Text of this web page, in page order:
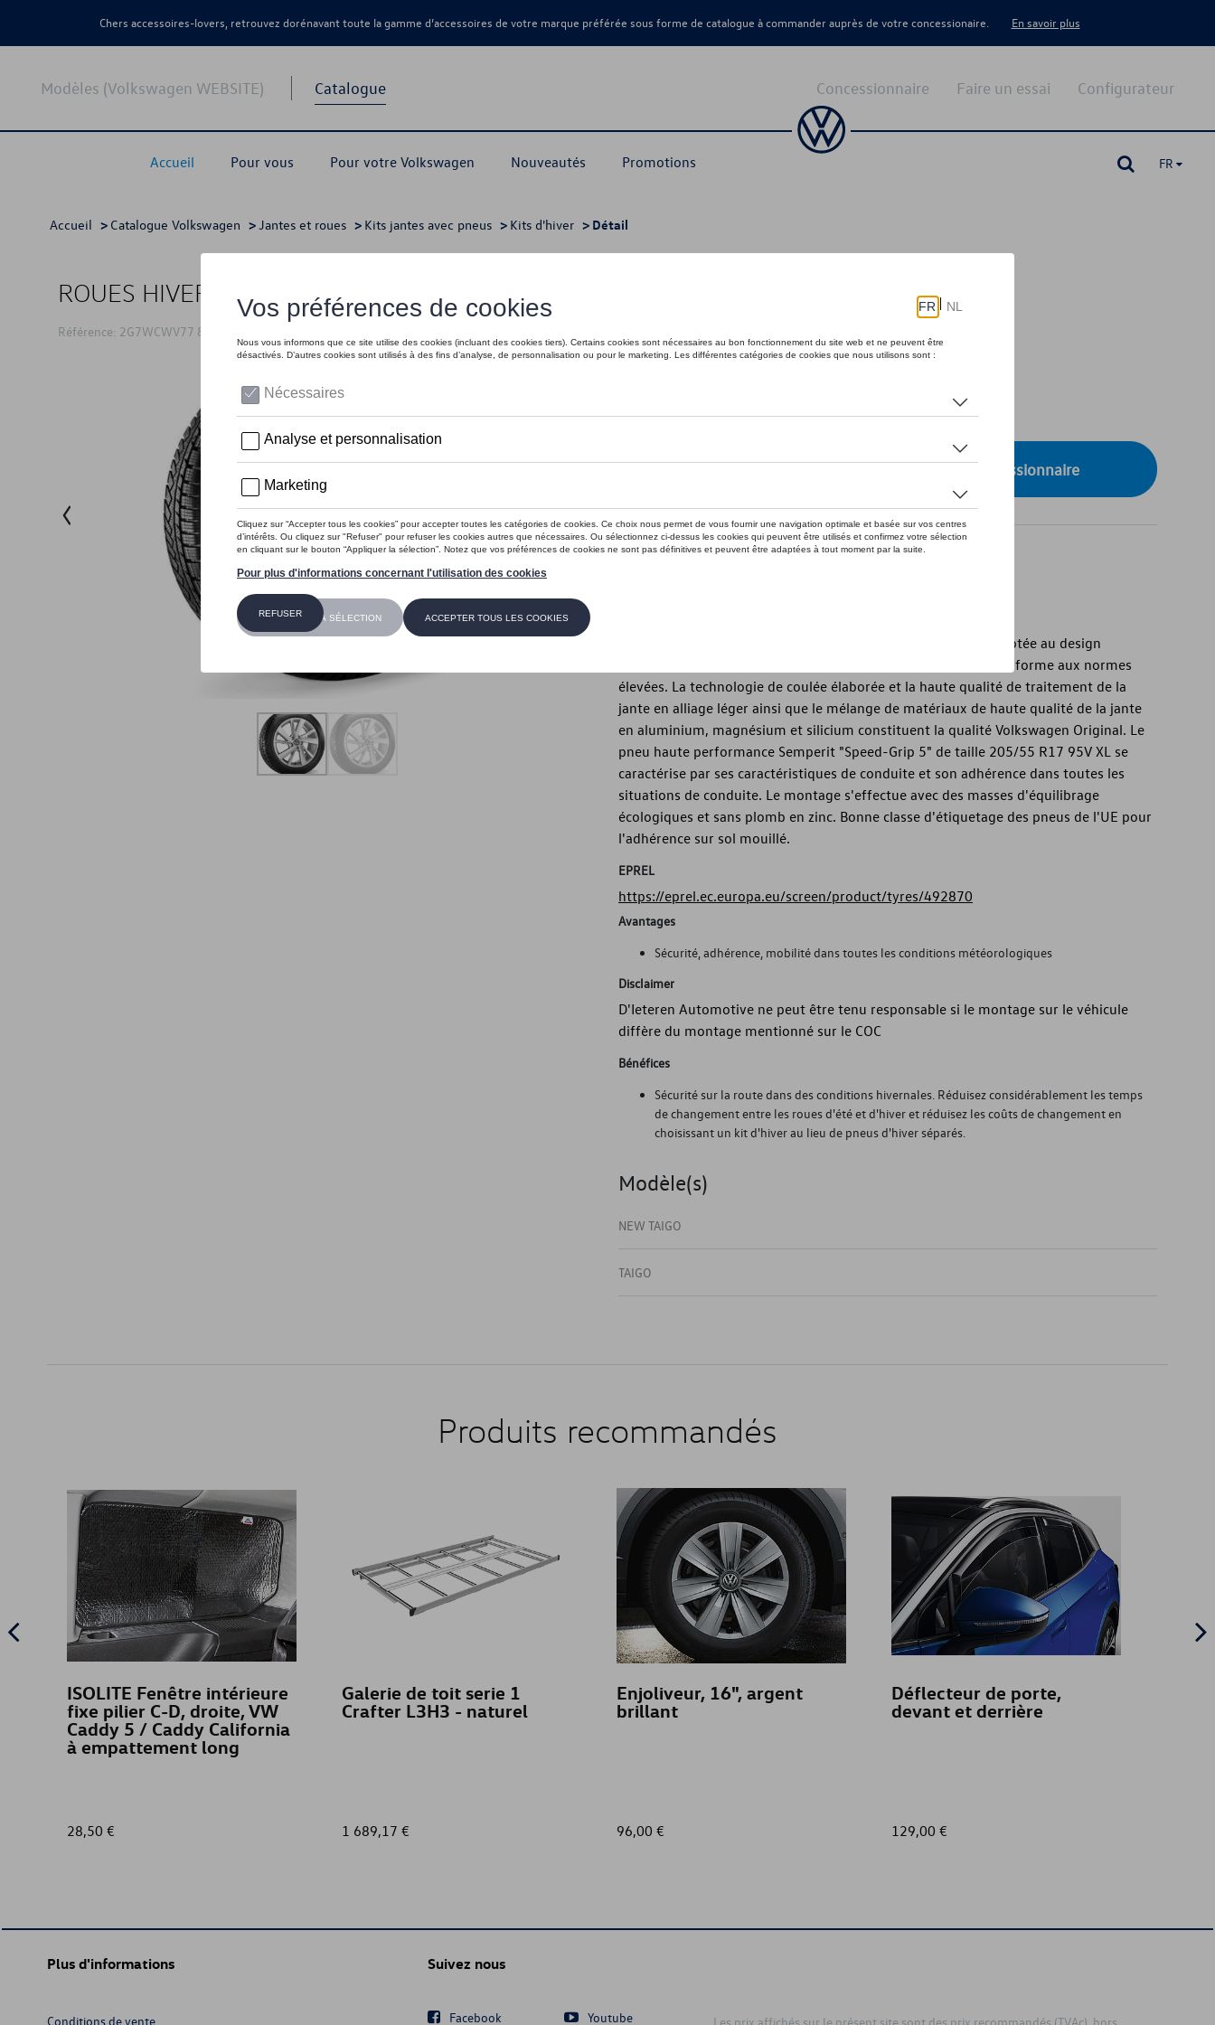
Chers accessoires-lovers, retrouvez dorénavant toute la gamme d’accessoires de votre marque préférée sous forme de catalogue à commander auprès de votre concessionaire. En savoir plus
Modèles (Volkswagen WEBSITE) Catalogue
Accueil Pour vous Pour votre Volkswagen Nouveautés Promotions
Configurateur
Faire un essai
Concessionnaire
FR
Accueil > Catalogue Volkswagen >Jantes et roues > Kits jantes avec pneus > Kits d'hiver > Détail
ROUES HIVER 17"
Référence: 2G7WCWV77 8Z8
Ce produit n'est actuellement pas de stock
Vérifiez la disponibilité auprès de votre concessionnaire
Introduction
La roue hiver complète Volkswagen d'origine « Gavia » est adaptée au design
Volkswagen et convainc par sa peinture résistante à l'usure conforme aux normes
élevées. La technologie de coulée élaborée et la haute qualité de traitement de la
jante en alliage léger ainsi que le mélange de matériaux de haute qualité de la jante
en aluminium, magnésium et silicium constituent la qualité Volkswagen Original. Le
pneu haute performance Semperit "Speed-Grip 5" de taille 205/55 R17 95V XL se
caractérise par ses caractéristiques de conduite et son adhérence dans toutes les
situations de conduite. Le montage s'effectue avec des masses d'équilibrage
écologiques et sans plomb en zinc. Bonne classe d'étiquetage des pneus de l'UE pour
l'adhérence sur sol mouillé.
EPREL
https://eprel.ec.europa.eu/screen/product/tyres/492870
Avantages
Sécurité, adhérence, mobilité dans toutes les conditions météorologiques
Disclaimer
D'Ieteren Automotive ne peut être tenu responsable si le montage sur le véhicule
diffère du montage mentionné sur le COC
Bénéfices
Sécurité sur la route dans des conditions hivernales. Réduisez considérablement les temps
de changement entre les roues d'été et d'hiver et réduisez les coûts de changement en
choisissant un kit d'hiver au lieu de pneus d'hiver séparés.
Modèle(s)
NEW TAIGO
TAIGO
Produits recommandés
ISOLITE Fenêtre intérieure
fixe pilier C-D, droite, VW
Caddy 5 / Caddy California
à empattement long
28,50 €
Galerie de toit serie 1
Crafter L3H3 - naturel
1 689,17 €
Enjoliveur, 16", argent
brillant
96,00 €
Déflecteur de porte,
devant et derrière
129,00 €
Plus d'informations
Conditions de vente
Suivez nous
Facebook Youtube